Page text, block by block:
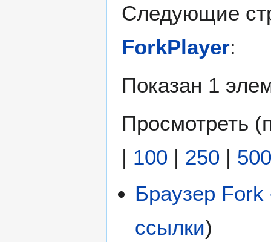
Следующие
ForkPlayer:
Показан 1
Просмотреть (
| 100 | 250 | 500
Браузер
ссылки)